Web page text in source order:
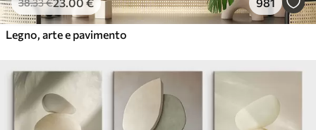
38.33€
Legno, arte e pavimento